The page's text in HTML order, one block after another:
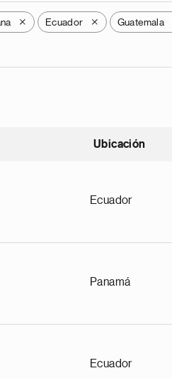
X Ecuador X Guatemala
Ubicación
Ecuador
Panamá
Ecuador